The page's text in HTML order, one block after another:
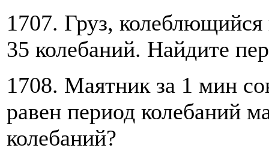
1707. Груз,
35 колебаний. Найдите
1708. Маятник за 1 мин
равен период колебаний
колебаний?